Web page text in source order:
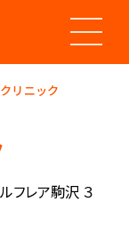
リニック
フレア駒沢 ３